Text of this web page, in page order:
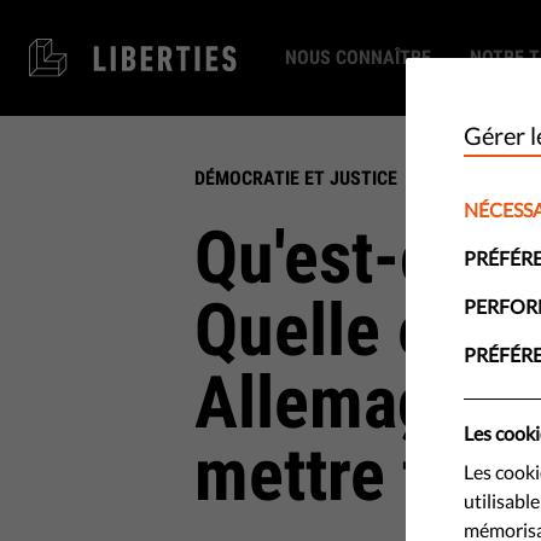
NOUS CONNAÎTRE NOTRE
DÉMOCRATIE ET JUSTICE
Qu'est-ce
Quelle est
Allemagne
mettre fin ?
Gérer
Les
Les